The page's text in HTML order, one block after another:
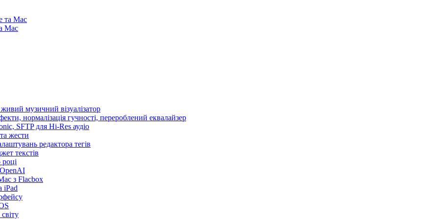
та Mac
Mac
музичний візуалізатор
нормалізація гучності, перероблений еквалайзер
SFTP для Hi-Res аудіо
жести
редактора тегів
текстів
з Flacbox
iPad